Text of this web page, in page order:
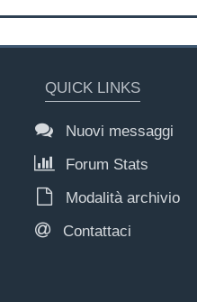
QUICK LINKS
Nuovi messaggi
Forum Stats
Modalità archivio
Contattaci